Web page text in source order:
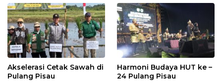
Akselerasi Cetak Sawah di
Pulang Pisau
Harmoni Budaya HUT ke –
24 Pulang Pisau